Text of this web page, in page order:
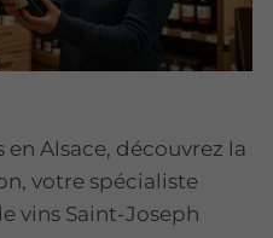
Alsace, découvrez la
votre spécialiste
vins Saint-Joseph